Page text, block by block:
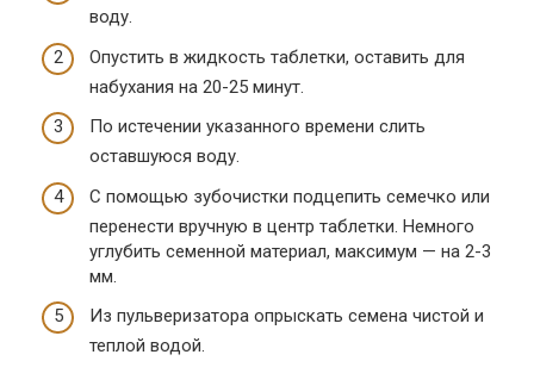
воду.
Опустить в жидкость таблетки, оставить для
набухания на 20-25 минут.
По истечении указанного времени слить
оставшуюся воду.
С помощью зубочистки подцепить семечко или
перенести вручную в центр таблетки. Немного
углубить семенной материал, максимум — на 2-3
мм.
Из пульверизатора опрыскать семена чистой и
теплой водой.